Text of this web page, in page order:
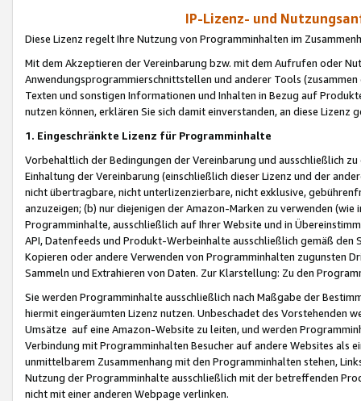
IP-Lizenz- und
Diese Lizenz regelt Ihre Nutzung von Programminhalten im
Mit dem Akzeptieren der Vereinbarung bzw. mit dem Aufrufen oder
Anwendungsprogrammierschnittstellen und anderer Tools (zusammen
Texten und sonstigen Informationen und Inhalten in Bezug auf
nutzen können, erklären Sie sich damit einverstanden, an diese Lizenz
1. Eingeschränkte Lizenz für Programminhalte
Vorbehaltlich der Bedingungen der Vereinbarung und ausschließlich
Einhaltung der Vereinbarung (einschließlich dieser Lizenz und der
nicht übertragbare, nicht unterlizenzierbare, nicht exklusive,
anzuzeigen; (b) nur diejenigen der Amazon-Marken zu verwenden
Programminhalte, ausschließlich auf Ihrer Website und in
API, Datenfeeds und Produkt-Werbeinhalte ausschließlich gemäß
Kopieren oder andere Verwenden von Programminhalten zugunsten
Sammeln und Extrahieren von Daten. Zur Klarstellung: Zu den
Sie werden Programminhalte ausschließlich nach Maßgabe der
hiermit eingeräumten Lizenz nutzen. Unbeschadet des Vorstehenden
Umsätze auf eine Amazon-Website zu leiten, und werden
Verbindung mit Programminhalten Besucher auf andere Websites als
unmittelbarem Zusammenhang mit den Programminhalten stehen,
Nutzung der Programminhalte ausschließlich mit der betreffenden
nicht mit einer anderen Webpage verlinken.